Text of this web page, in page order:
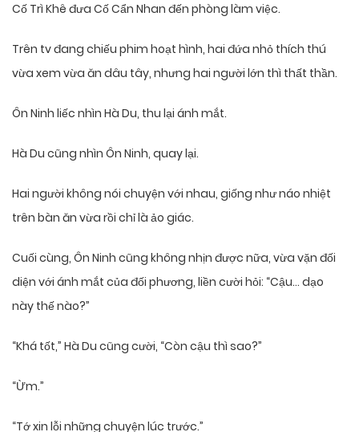
Cố Trì Khê đưa Cố Cẩn Nhan đến phòng làm việc.
Trên tv đang chiếu phim hoạt hình, hai đứa nhỏ thích thú
vừa xem vừa ăn dâu tây, nhưng hai người lớn thì thất thần.
Ôn Ninh liếc nhìn Hà Du, thu lại ánh mắt.
Hà Du cũng nhìn Ôn Ninh, quay lại.
Hai người không nói chuyện với nhau, giống như náo nhiệt
trên bàn ăn vừa rồi chỉ là ảo giác.
Cuối cùng, Ôn Ninh cũng không nhịn được nữa, vừa vặn đối
diện với ánh mắt của đối phương, liền cười hỏi: “Cậu… dạo
này thế nào?”
“Khá tốt,” Hà Du cũng cười, “Còn cậu thì sao?”
“Ừm.”
“Tớ xin lỗi những chuyện lúc trước.”